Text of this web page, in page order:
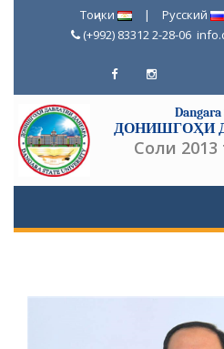
Тоҷики | Русский
(+992) 83312 2-28-06
ДОНИШГОҲИ
Соли 2013